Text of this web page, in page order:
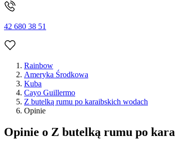
42 680 38 51
Rainbow
Ameryka Środkowa
Kuba
Cayo Guillermo
Z butelką rumu po karaibskich wodach
Opinie
Opinie o Z butelką rumu po